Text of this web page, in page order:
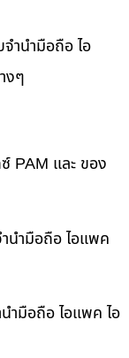
ำนำมือถือ ไอ
งๆ
PAM และ ของ
นำมือถือ ไอแพค
ำมือถือ ไอแพค ไอ